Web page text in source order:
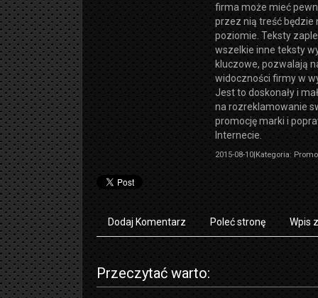
firma może mieć
przez nią treść będzie
poziomie. Teksty
wszelkie inne teksty
kluczowe, pozwalają
widoczności firmy w
Jest to doskonały i
na rozreklamowanie
promocję marki i
Internecie.
2015-08-10 Kategoria:
Dodaj Komentarz Poleć stronę Wpis
Przeczytać warto: